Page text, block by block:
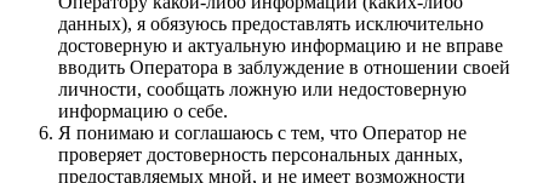
данных), я обязуюсь предоставлять исключительно
достоверную и актуальную информацию и не вправе
вводить Оператора в заблуждение в отношении своей
личности, сообщать ложную или недостоверную
информацию о себе.
Я понимаю и соглашаюсь с тем, что Оператор не
проверяет достоверность персональных данных,
предоставляемых мной, и не имеет возможности